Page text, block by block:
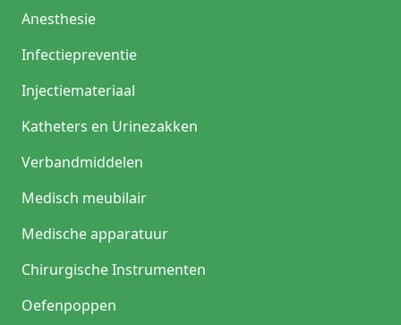
Anesthesie
Infectiepreventie
Injectiemateriaal
Katheters en Urinezakken
Verbandmiddelen
Medisch meubilair
Medische apparatuur
Chirurgische Instrumenten
Oefenpoppen